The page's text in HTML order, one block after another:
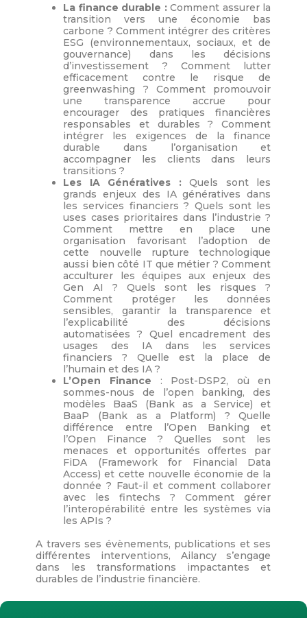
La finance durable :Comment assurer la
transition vers une économie bas
carbone ? Comment intégrer des critères
ESG (environnementaux, sociaux, et de
gouvernance) dans les décisions
d’investissement ? Comment lutter
efficacement contre le risque de
greenwashing ? Comment promouvoir
une transparence accrue pour
encourager des pratiques financières
responsables et durables ? Comment
intégrer les exigences de la finance
durable dans l’organisation et
accompagner les clients dans leurs
transitions ?
Les IA Génératives :Quels sont les
grands enjeux des IA génératives dans
les services financiers ? Quels sont les
uses cases prioritaires dans l’industrie ?
Comment mettre en place une
organisation favorisant l’adoption de
cette nouvelle rupture technologique
aussi bien côté IT que métier ? Comment
acculturer les équipes aux enjeux des
Gen AI ? Quels sont les risques ?
Comment protéger les données
sensibles, garantir la transparence et
l’explicabilité des décisions
automatisées ? Quel encadrement des
usages des IA dans les services
financiers ? Quelle est la place de
l’humain et des IA ?
L’Open Finance : Post-DSP2, où en
sommes-nous de l’open banking, des
modèles BaaS (Bank as a Service) et
BaaP (Bank as a Platform) ? Quelle
différence entre l’Open Banking et
l’Open Finance ? Quelles sont les
menaces et opportunités offertes par
FiDA (Framework for Financial Data
Access) et cette nouvelle économie de la
donnée ? Faut-il et comment collaborer
avec les fintechs ? Comment gérer
l’interopérabilité entre les systèmes via
les APIs ?
A travers ses évènements, publications et ses
différentes interventions, Ailancy s’engage
dans les transformations impactantes et
durables de l’industrie financière.